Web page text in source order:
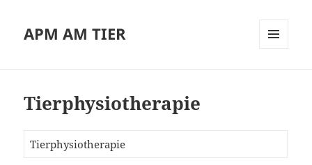
APM AM TIER
Tierphysiotherapie
Tierphysiotherapie